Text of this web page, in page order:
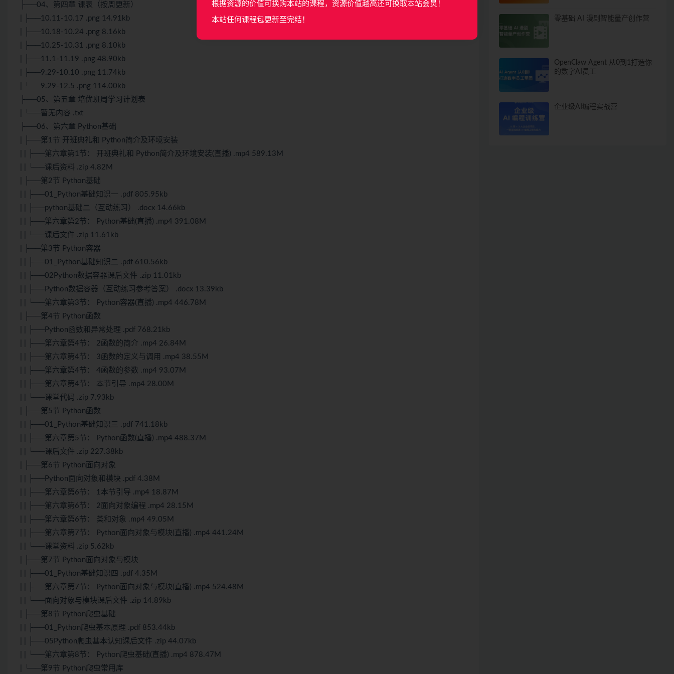
├──04、第四章 课表（按周更新）
| ├──10.11-10.17 .png 14.91kb
| ├──10.18-10.24 .png 8.16kb
| ├──10.25-10.31 .png 8.10kb
| ├──11.1-11.19 .png 48.90kb
| ├──9.29-10.10 .png 11.74kb
| └──9.29-12.5 .png 114.00kb
├──05、第五章 培优班周学习计划表
| └──暂无内容 .txt
├──06、第六章 Python基础
| ├──第1节 开班典礼和 Python简介及环境安装
| | ├──第六章第1节： 开班典礼和 Python简介及环境安装(直播) .mp4 589.13M
| | └──课后资料 .zip 4.82M
| ├──第2节 Python基础
| | ├──01_Python基础知识一 .pdf 805.95kb
| | ├──python基础二（互动练习） .docx 14.66kb
| | ├──第六章第2节： Python基础(直播) .mp4 391.08M
| | └──课后文件 .zip 11.61kb
| ├──第3节 Python容器
| | ├──01_Python基础知识二 .pdf 610.56kb
| | ├──02Python数据容器课后文件 .zip 11.01kb
| | ├──Python数据容器（互动练习参考答案） .docx 13.39kb
| | └──第六章第3节： Python容器(直播) .mp4 446.78M
| ├──第4节 Python函数
| | ├──Python函数和异常处理 .pdf 768.21kb
| | ├──第六章第4节： 2函数的简介 .mp4 26.84M
| | ├──第六章第4节： 3函数的定义与调用 .mp4 38.55M
| | ├──第六章第4节： 4函数的参数 .mp4 93.07M
| | ├──第六章第4节： 本节引导 .mp4 28.00M
| | └──课堂代码 .zip 7.93kb
| ├──第5节 Python函数
| | ├──01_Python基础知识三 .pdf 741.18kb
| | ├──第六章第5节： Python函数(直播) .mp4 488.37M
| | └──课后文件 .zip 227.38kb
| ├──第6节 Python面向对象
| | ├──Python面向对象和模块 .pdf 4.38M
| | ├──第六章第6节： 1本节引导 .mp4 18.87M
| | ├──第六章第6节： 2面向对象编程 .mp4 28.15M
| | ├──第六章第6节： 类和对象 .mp4 49.05M
| | ├──第六章第7节： Python面向对象与模块(直播) .mp4 441.24M
| | └──课堂资料 .zip 5.62kb
| ├──第7节 Python面向对象与模块
| | ├──01_Python基础知识四 .pdf 4.35M
| | ├──第六章第7节： Python面向对象与模块(直播) .mp4 524.48M
| | └──面向对象与模块课后文件 .zip 14.89kb
| ├──第8节 Python爬虫基础
| | ├──01_Python爬虫基本原理 .pdf 853.44kb
| | ├──05Python爬虫基本认知课后文件 .zip 44.07kb
| | └──第六章第8节： Python爬虫基础(直播) .mp4 878.47M
| └──第9节 Python爬虫常用库
零基础 AI 漫剧智能量产创作营
OpenClaw Agent 从0到1打造你
的数字AI员工
企业级AI编程实战营
根据资源的价值可换购本站的课程，资源价值越高还可换取本站会员！
本站任何课程包更新至完结！